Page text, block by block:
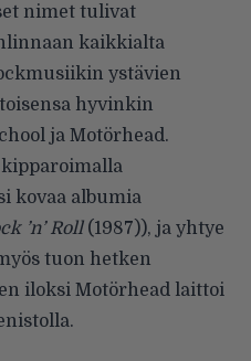
nimet tulivat
kaikkialta
ystävien
hyvinkin
ja Motörhead.
kovaa albumia
’n’ Roll(1987)), ja yhtye
tuon hetken
iloksi Motörhead laittoi